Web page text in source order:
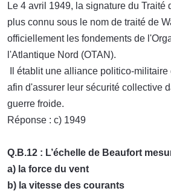
Le 4 avril 1949, la signature du Traité
plus connu sous le nom de traité de
officiellement les fondements de
l'Atlantique Nord (OTAN).
Il établit une alliance politico-
afin d'assurer leur sécurité collective
guerre froide.
Réponse : c) 1949
Q.B.12 : L’échelle de Beaufort
a) la force du vent
b) la vitesse des courants